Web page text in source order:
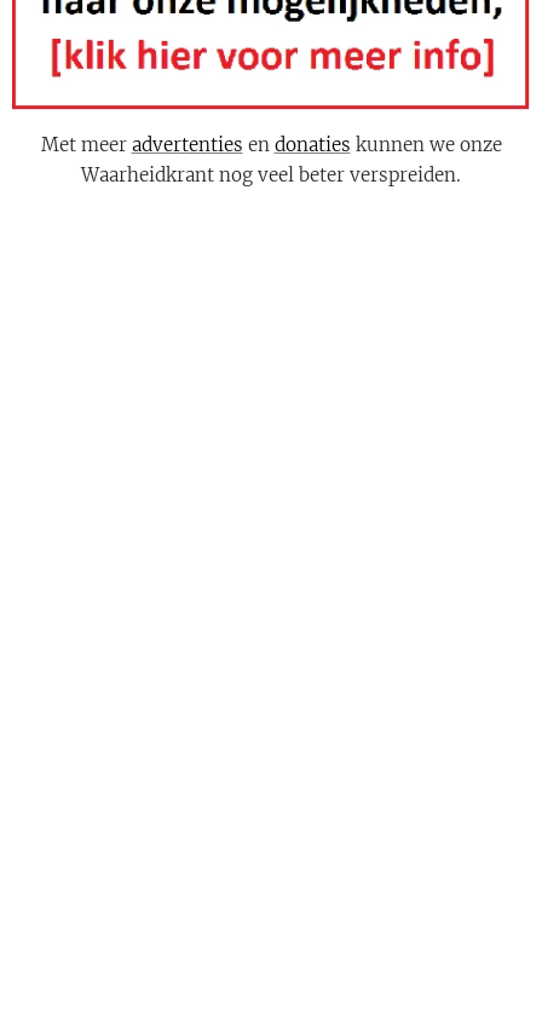
Met meer advertenties en donaties kunnen we onze
Waarheidkrant nog veel beter verspreiden.